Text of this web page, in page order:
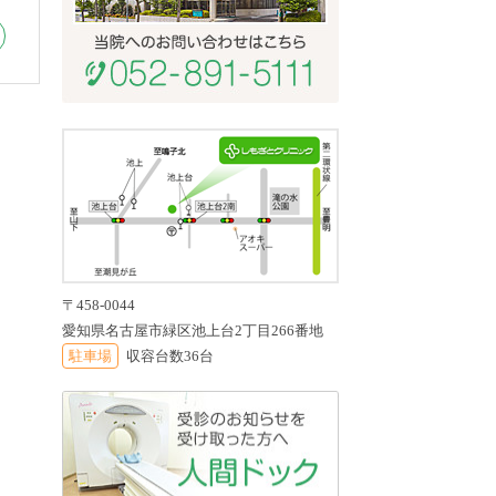
〒458-0044
愛知県名古屋市緑区池上台2丁目266番地
駐車場
収容台数36台